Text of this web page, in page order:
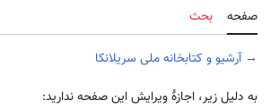
صفحه بحث
→آرشیو و کتابخانه ملی سریلانکا
به دلیل زیر، اجازهٔ ویرایش این صفحه ندارید: